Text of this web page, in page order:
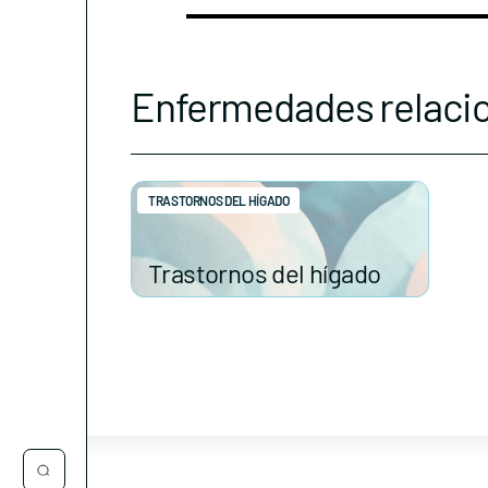
Enfermedades
Trastornos del hígado
TRASTORNOS DEL HÍGADO